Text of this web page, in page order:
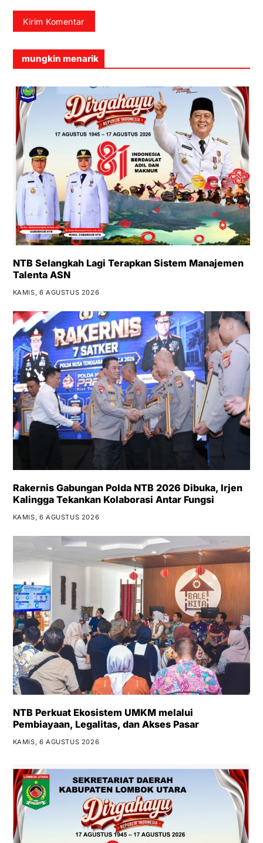
mungkin menarik
NTB Selangkah Lagi Terapkan Sistem Manajemen
Talenta ASN
KAMIS, 6 AGUSTUS 2026
Rakernis Gabungan Polda NTB 2026 Dibuka, Irjen
Kalingga Tekankan Kolaborasi Antar Fungsi
KAMIS, 6 AGUSTUS 2026
NTB Perkuat Ekosistem UMKM melalui
Pembiayaan, Legalitas, dan Akses Pasar
KAMIS, 6 AGUSTUS 2026